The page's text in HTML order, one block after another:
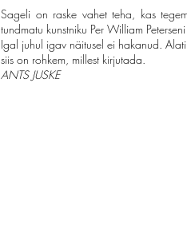
Sageli on raske vahet teha, kas
tundmatu kunstniku Per William
Igal juhul igav näitusel ei hakanud.
siis on rohkem, millest kirjutada.
ANTS JUSKE